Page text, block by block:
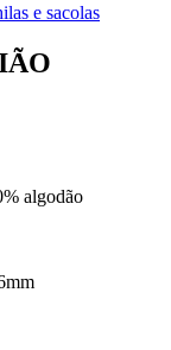
e sacolas
algodão